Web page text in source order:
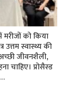
को किया
स्वास्थ्य की
जीवनशैली,
चाहिए। प्रोसैस्ड